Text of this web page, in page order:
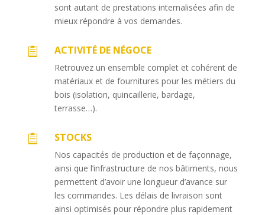
sont autant de prestations internalisées afin de
mieux répondre à vos demandes.
 ACTIVITÉ DE NÉGOCE
Retrouvez un ensemble complet et cohérent de
matériaux et de fournitures pour les métiers du
bois (isolation, quincaillerie, bardage,
terrasse…).
 STOCKS
Nos capacités de production et de façonnage,
ainsi que l’infrastructure de nos bâtiments, nous
permettent d’avoir une longueur d’avance sur
les commandes. Les délais de livraison sont
ainsi optimisés pour répondre plus rapidement